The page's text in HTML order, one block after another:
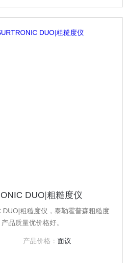
DUO|粗糙度仪
DUO|粗糙度仪，泰勒霍普森粗糙度
品质量优价格好。
产品价格： 面议